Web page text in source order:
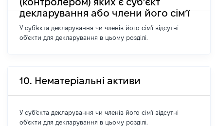
декларування або члени його сім’ї
У суб'єкта декларування чи членів його сім'ї відсутні
об'єкти для декларування в цьому розділі.
10. Нематеріальні активи
У суб'єкта декларування чи членів його сім'ї відсутні
об'єкти для декларування в цьому розділі.